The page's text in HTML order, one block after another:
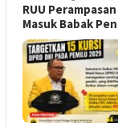
RUU
Masuk Babak